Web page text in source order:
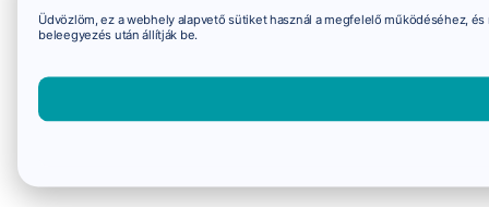
Üdvözlöm, ez a webhely alapvető sütiket használ a megfelelő működéséhez,
beleegyezés után állítják be.